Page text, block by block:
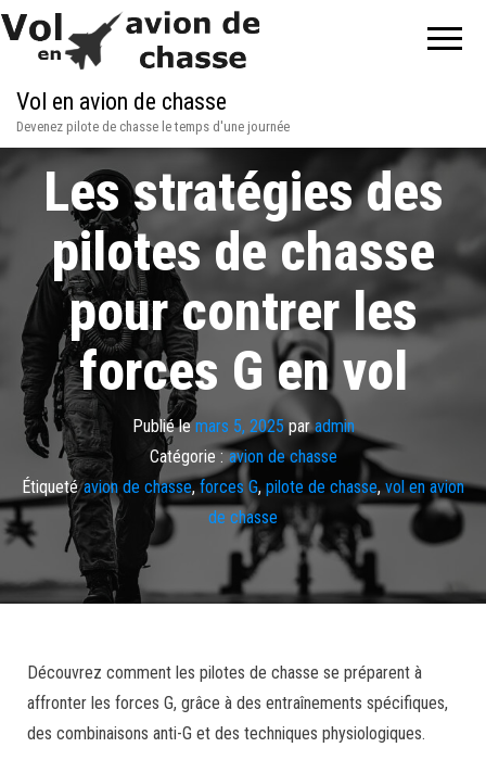
Vol en avion de chasse
Devenez pilote de chasse le temps d'une journée
Les stratégies des
pilotes de chasse
pour contrer les
forces G en vol
Publié lemars 5, 2025paradmin
Catégorie : avion de chasse
Étiqueté avion de chasse, forces G, pilote de chasse, vol en avion
de chasse
Découvrez comment les pilotes de chasse se préparent à
affronter les forces G, grâce à des entraînements spécifiques,
des combinaisons anti-G et des techniques physiologiques.